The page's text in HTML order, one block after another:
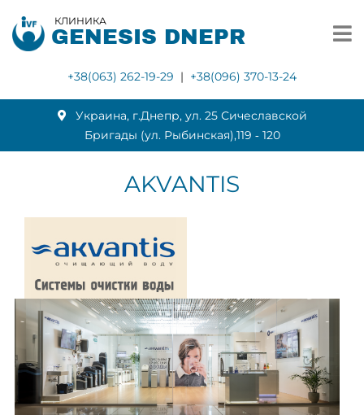
КЛИНИКА
GENESIS DNEPR
+38(063) 262-19-29 | +38(096) 370-13-24
Украина, г.Днепр, ул. 25 Сичеславской
Бригады (ул. Рыбинская),119 ‑ 120
AKVANTIS